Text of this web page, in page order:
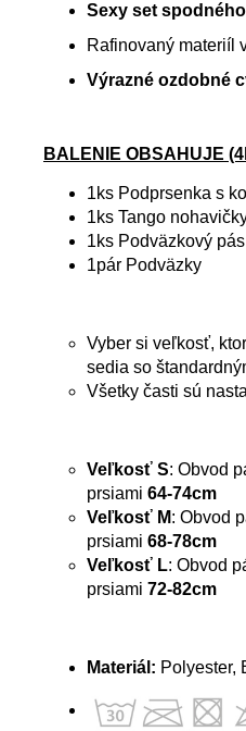
Sexy set
Rafinovaný materiíl
Výrazné ozdobné
BALENIE OBSAHUJE
1ks Podprsenka s
1ks Tango
1ks Podväzkový pás
1pár Podväzky
Vyber si veľkosť,
sedia so
Všetky časti sú
Veľkosť S: Obvod
prsiami 64-74cm
Veľkosť M: Obvod
prsiami 68-78cm
Veľkosť L: Obvod
prsiami 72-82cm
Materiál: Polyester,